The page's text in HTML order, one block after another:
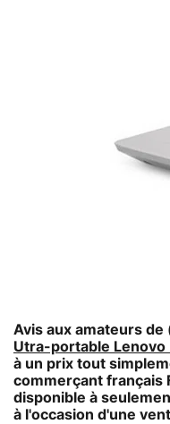
Avis aux amateurs
Utra-portable Lenovo
à un prix tout
commerçant français
disponible à
à l'occasion d'une